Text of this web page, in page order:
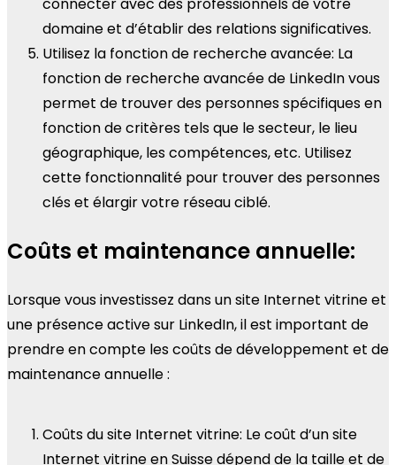
domaine et d’établir des relations significatives.
Utilisez la fonction de recherche avancée: La
fonction de recherche avancée de LinkedIn vous
permet de trouver des personnes spécifiques en
fonction de critères tels que le secteur, le lieu
géographique, les compétences, etc. Utilisez
cette fonctionnalité pour trouver des personnes
clés et élargir votre réseau ciblé.
Coûts et maintenance annuelle:
Lorsque vous investissez dans un site Internet vitrine et
une présence active sur LinkedIn, il est important de
prendre en compte les coûts de développement et de
maintenance annuelle :
Coûts du site Internet vitrine: Le coût d’un site
Internet vitrine en Suisse dépend de la taille et de